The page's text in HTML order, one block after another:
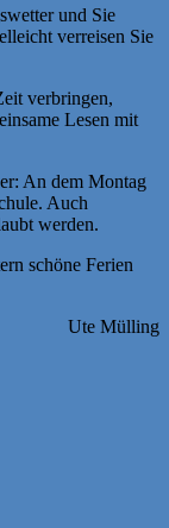
und Sie
verreisen Sie
verbringen,
Lesen mit
An dem Montag
Auch
werden.
schöne Ferien
Ute Mülling